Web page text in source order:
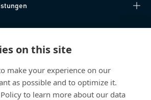
on this site
make your experience on our
as possible and to optimize it.
to learn more about our data